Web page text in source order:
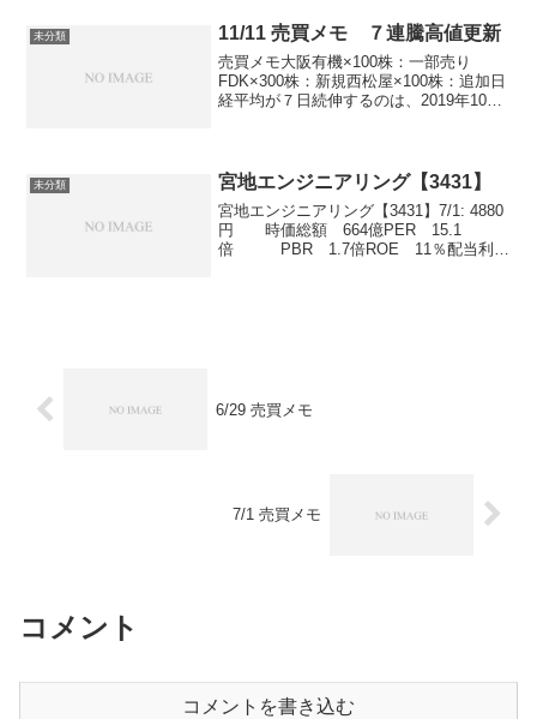
未分類 11/11 売買メモ ７連騰高値更新
売買メモ大阪有機×100株：一部売り
FDK×300株：新規西松屋×100株：追加日
経平均が７日続伸するのは、2019年10月
い...
未分類 宮地エンジニアリング【3431】
宮地エンジニアリング【3431】7/1: 4880
円 時価総額 664億PER 15.1
倍 PBR 1.7倍ROE 11％配当利回
6/29 売買メモ
7/1 売買メモ
コメント
コメントを書き込む